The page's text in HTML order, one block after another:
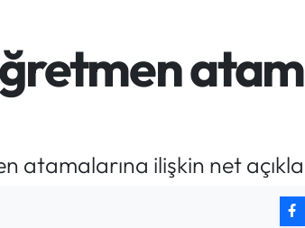
BİST100
13.887
64
atamalarına ilişkin net